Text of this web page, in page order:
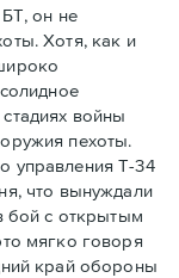
он не
Хотя, как и
войны
пехоты.
управления Т-34
что вынуждали
бой с открытым
мягко говоря
край обороны